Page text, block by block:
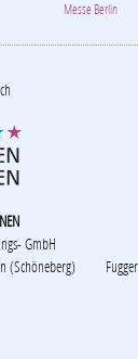
(Schöneberg)
©2024 by